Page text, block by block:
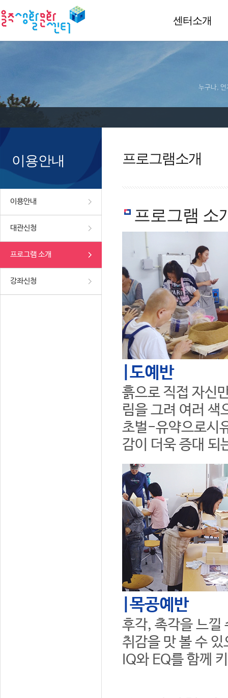
센터소개
누구나, 언
이용안내
이용안내
대관신청
프로그램 소개
강좌신청
프로그램소개
프로그램 소
|도예반
흙으로 직접 자신
림을 그려 여러 색
초벌-유약으로시
감이 더욱 증대 되
|목공예반
후각, 촉각을 느낄
취감을 맛 볼 수 있
IQ와 EQ를 함께